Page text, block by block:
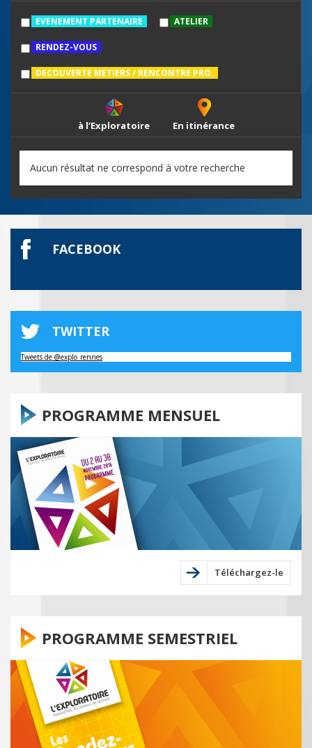
EVENEMENT PARTENAIRE ATELIER
RENDEZ-VOUS
DECOUVERTE METIERS / RENCONTRE PRO.
à l’Exploratoire En itinérance
Aucun résultat ne correspond à votre recherche
FACEBOOK
TWITTER
Tweets de @explo_rennes
PROGRAMME MENSUEL
Téléchargez-le
PROGRAMME SEMESTRIEL